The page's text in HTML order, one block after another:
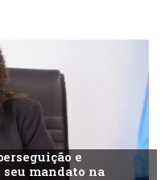
e
mandato na